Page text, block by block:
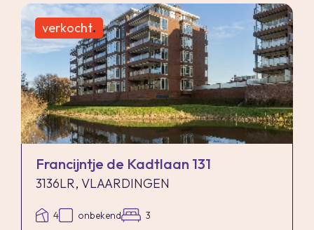
verkocht.
Francijntje de Kadtlaan 131
3136LR, VLAARDINGEN
4 onbekend 3